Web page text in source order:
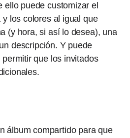
ello puede customizar el
los colores al igual que
(y hora, si así lo desea), una
descripción. Y puede
que los invitados
álbum compartido para que